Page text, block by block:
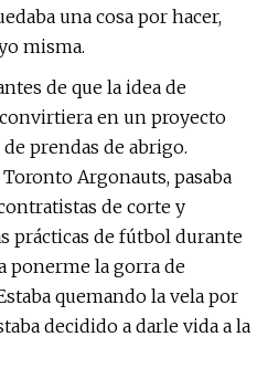
una cosa por hacer,
misma.
de que la idea de
en un proyecto
prendas de abrigo.
Argonauts, pasaba
de corte y
prácticas de fútbol durante
ponerme la gorra de
quemando la vela por
decidido a darle vida a la